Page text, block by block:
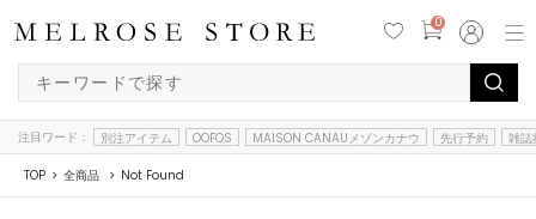
0
注目ワード： 別注アイテム OOFOS MAISON CANAUメゾンカナウ 先行予約 雑誌
TOP 全商品 Not Found